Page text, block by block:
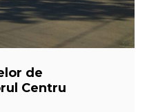
de
Centru